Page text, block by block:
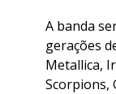
A banda
gerações
Metallica,
Scorpions,